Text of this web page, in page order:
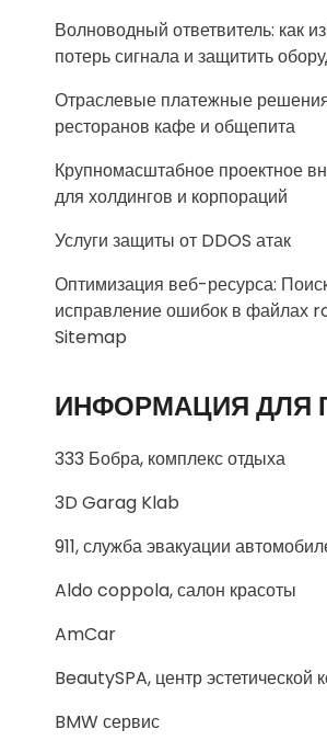
Волноводный ответвитель: как
потерь сигнала и защитить
Отраслевые платежные
ресторанов кафе и общепита
Крупномасштабное проектное
для холдингов и корпораций
Услуги защиты от DDOS атак
Оптимизация веб-ресурса:
исправление ошибок в файлах
Sitemap
ИНФОРМАЦИЯ ДЛЯ
333 Бобра, комплекс отдыха
3D Garag Klab
911, служба эвакуации
Aldo coppola, салон красоты
AmCar
BeautySPA, центр эстетической
BMW сервис